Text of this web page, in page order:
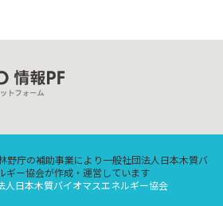
野庁の補助事業により一般社団法人日本木質バ
ギー協会が作成・運営しています
日本木質バイオマスエネルギー協会